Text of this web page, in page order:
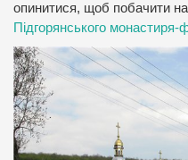
опинитися, щоб побачити
Підгорянського монастиря-